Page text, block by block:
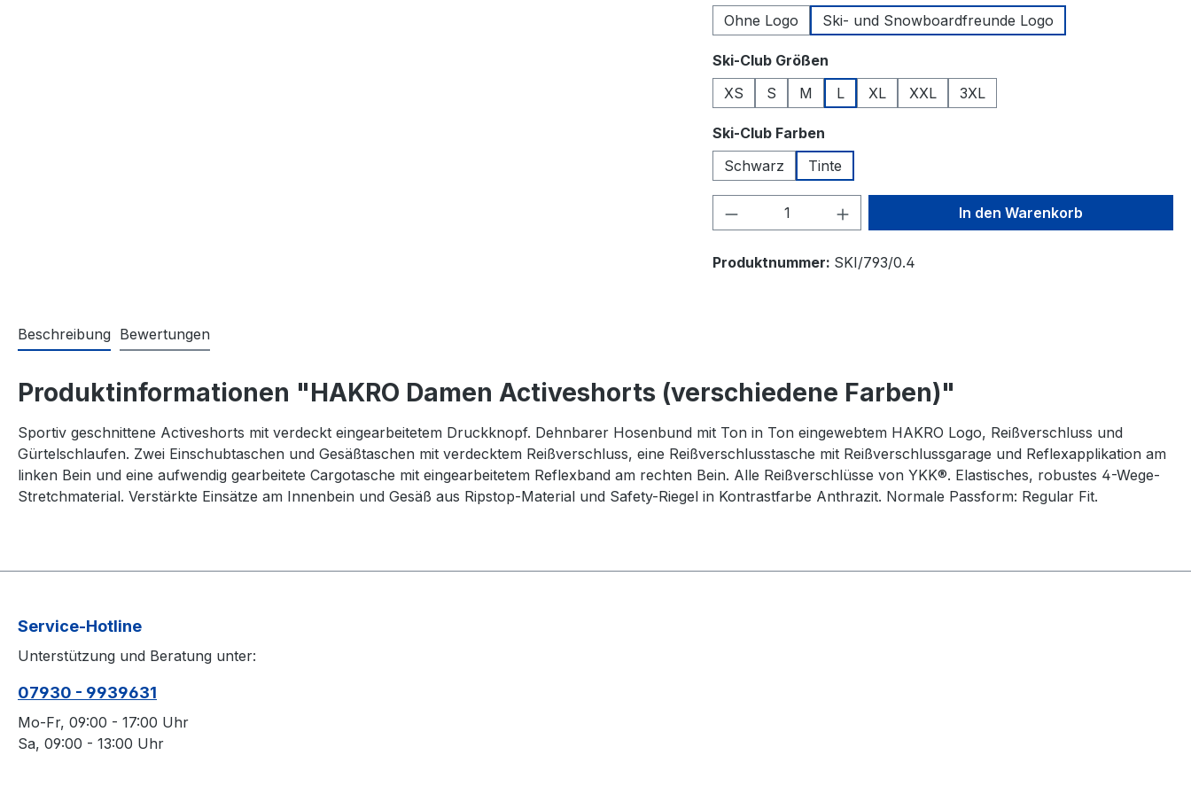
Ohne Logo
Ski- und Snowboardfreunde Logo
Ski-Club Größen
XS
S M L XL XXL 3XL
Ski-Club Farben
Schwarz
Tinte
Produkt Anzahl: Gib den gewünschten Wert
In den Warenkorb
Produktnummer: SKI/793/0.4
Beschreibung Bewertungen
Produktinformationen "HAKRO Damen Activeshorts (verschiedene Farben)"
Sportiv geschnittene Activeshorts mit verdeckt eingearbeitetem Druckknopf. Dehnbarer Hosenbund mit Ton in Ton eingewebtem HAKRO Logo, Reißverschluss und
Gürtelschlaufen. Zwei Einschubtaschen und Gesäßtaschen mit verdecktem Reißverschluss, eine Reißverschlusstasche mit Reißverschlussgarage und Reflexapplikation am
linken Bein und eine aufwendig gearbeitete Cargotasche mit eingearbeitetem Reflexband am rechten Bein. Alle Reißverschlüsse von YKK®. Elastisches, robustes 4-Wege-
Stretchmaterial. Verstärkte Einsätze am Innenbein und Gesäß aus Ripstop-Material und Safety-Riegel in Kontrastfarbe Anthrazit. Normale Passform: Regular Fit.
Service-Hotline
Unterstützung und Beratung unter:
07930 - 9939631
Mo-Fr, 09:00 - 17:00 Uhr
Sa, 09:00 - 13:00 Uhr